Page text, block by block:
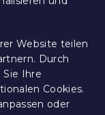
Website teilen
Durch
Sie Ihre
Cookies.
oder